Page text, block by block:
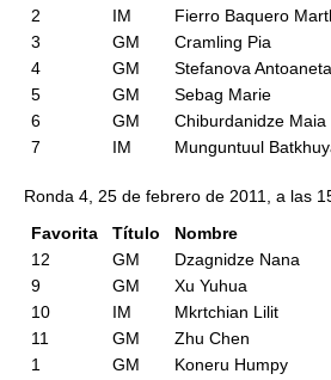
2
IM Fierro Baquero
3
GM Cramling Pia
4
GM Stefanova Antoaneta
5
GM Sebag Marie
6
GM Chiburdanidze Maia
7
IM Munguntuul
Ronda 4, 25 de febrero de 2011, a las
Favorita
Título Nombre
12
GM Dzagnidze Nana
9
GM Xu Yuhua
10
IM Mkrtchian Lilit
11
GM Zhu Chen
1
GM Koneru Humpy